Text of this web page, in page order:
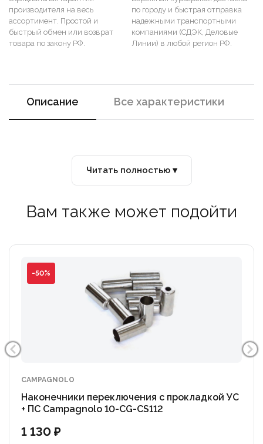
производителя на весь
ассортимент. Простой и
быстрый обмен или возврат
товара по закону РФ.
по городу и быстрая отправка
надежными транспортными
компаниями (СДЭК, Деловые
Линии) в любой регион РФ.
Описание Все характеристики
Читать полностью ▾
Вам также может подойти
-50%
CAMPAGNOLO
Наконечники переключения с прокладкой УС
+ ПС Campagnolo 10-CG-CS112
1 130 ₽